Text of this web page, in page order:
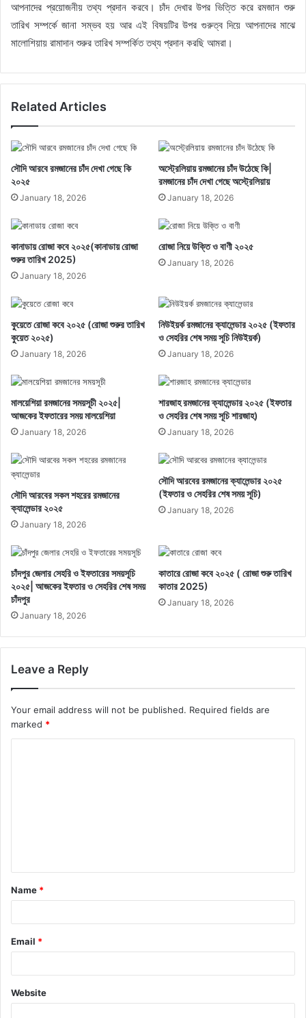
আপনাদের প্রয়োজনীয় তথ্য প্রদান করবে। চাঁদ দেখার উপর ভিত্তি করে রমজান শুরু
তারিখ সম্পর্কে জানা সম্ভব হয় আর এই বিষয়টির উপর গুরুত্ব দিয়ে আপনাদের মাঝে
মালোশিয়ায় রামাদান শুরুর তারিখ সম্পর্কিত তথ্য প্রদান করছি আমরা।
Related Articles
সৌদি আরবে রমজানের চাঁদ দেখা গেছে কি
২০২৫
January 18, 2026
অস্ট্রেলিয়ায় রমজানের চাঁদ উঠেছে কি|
রমজানের চাঁদ দেখা গেছে অস্ট্রেলিয়ায়
January 18, 2026
কানাডায় রোজা কবে ২০২৫(কানাডায় রোজা
শুরুর তারিখ 2025)
January 18, 2026
রোজা নিয়ে উক্তি ও বাণী ২০২৫
January 18, 2026
কুয়েতে রোজা কবে ২০২৫ (রোজা শুরুর তারিখ
কুয়েত ২০২৫)
January 18, 2026
নিউইয়র্ক রমজানের ক্যালেন্ডার ২০২৫ (ইফতার
ও সেহরির শেষ সময় সূচি নিউইয়র্ক)
January 18, 2026
মালয়েশিয়া রমজানের সময়সূচী ২০২৫|
আজকের ইফতারের সময় মালয়েশিয়া
January 18, 2026
শারজাহ রমজানের ক্যালেন্ডার ২০২৫ (ইফতার
ও সেহরির শেষ সময় সূচি শারজাহ)
January 18, 2026
সৌদি আরবের সকল শহরের রমজানের
ক্যালেন্ডার ২০২৫
January 18, 2026
সৌদি আরবের রমজানের ক্যালেন্ডার ২০২৫
(ইফতার ও সেহরির শেষ সময় সূচি)
January 18, 2026
চাঁদপুর জেলার সেহরি ও ইফতারের সময়সূচি
২০২৫| আজকের ইফতার ও সেহরির শেষ সময়
চাঁদপুর
January 18, 2026
কাতারে রোজা কবে ২০২৫ ( রোজা শুরু তারিখ
কাতার 2025)
January 18, 2026
Leave a Reply
Your email address will not be published. Required fields are
marked *
t
*
Name *
Email *
Website